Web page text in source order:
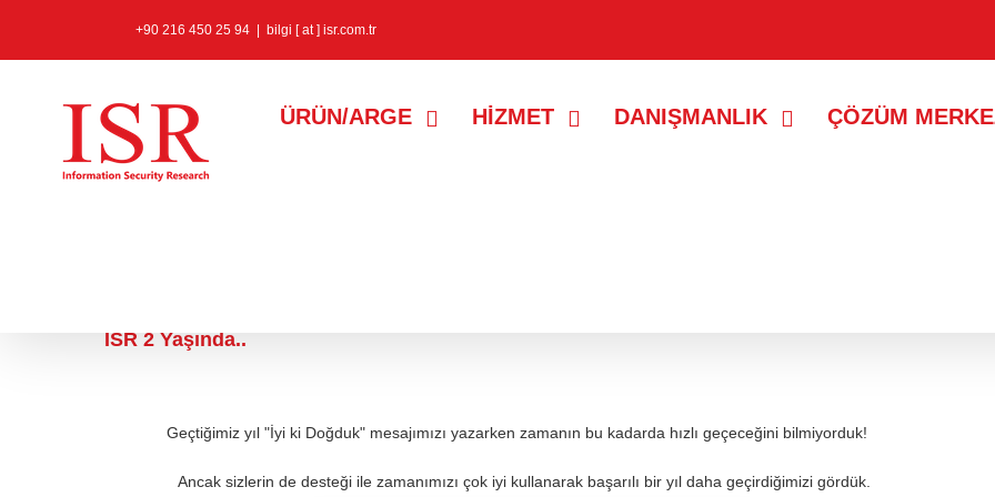
+90 216 450 25 94 bilgi [ at ] isr.com.tr
ÜRÜN/ARGE HİZMET DANIŞMANLIK ÇÖZÜM
ISR 2 Yaşında..
Geçtiğimiz yıl "İyi ki Doğduk" mesajımızı yazarken zamanın bu kadarda hızlı geçeceğini bilmiyorduk!
Ancak sizlerin de desteği ile zamanımızı çok iyi kullanarak başarılı bir yıl daha geçirdiğimizi gördük.